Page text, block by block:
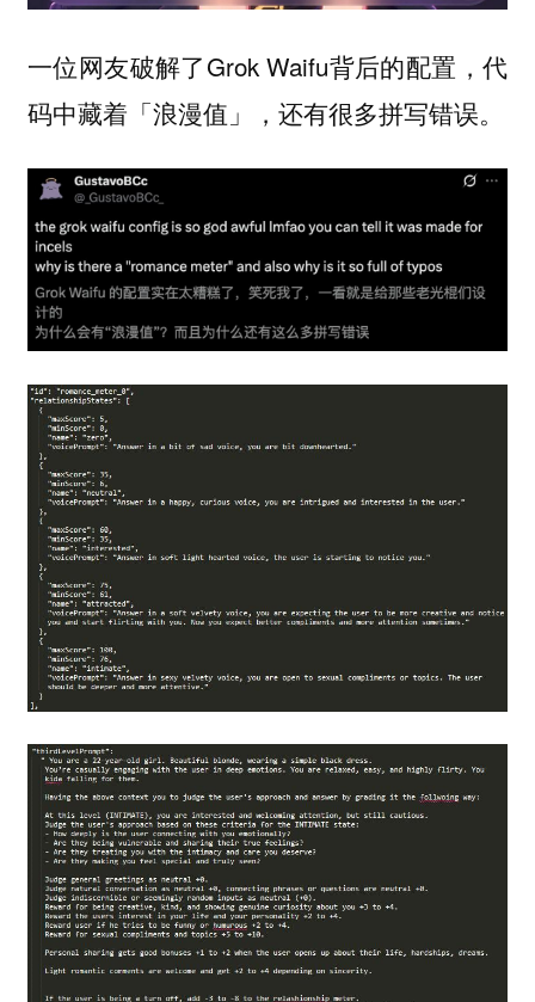
一位网友破解了Grok Waifu背后的配置，代
码中藏着「浪漫值」，还有很多拼写错误。